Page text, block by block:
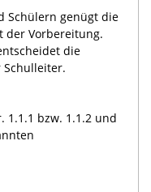
Schülern genügt die
der Vorbereitung.
die
1.1.1 bzw. 1.1.2 und